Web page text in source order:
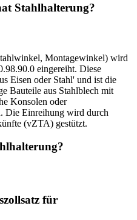
Stahlhalterung?
Montagewinkel) wird
eingereiht. Diese
Eisen oder Stahl' und ist die
Bauteile aus Stahlblech mit
Konsolen oder
Die Einreihung wird durch
(vZTA) gestützt.
für